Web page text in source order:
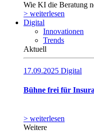
Wie KI die Beratung
> weiterlesen
Digital
Innovationen
Trends
Aktuell
17.09.2025 Digital
Bühne frei für
> weiterlesen
Weitere